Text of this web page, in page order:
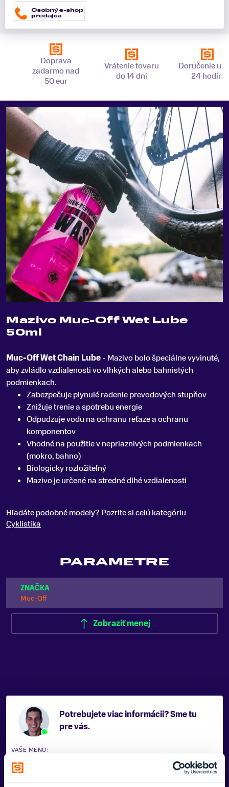
Doprava
zadarmo nad
50 eur
Vrátenie tovaru
do 14 dní
Doručenie už
24 hodín
Mazivo Muc-Off Wet Lube
50ml
Muc-Off Wet Chain Lube- Mazivo bolo špeciálne vyvinuté,
aby zvládlo vzdialenosti vo vlhkých alebo bahnistých
podmienkach.
Zabezpečuje plynulé radenie prevodových stupňov
Znižuje trenie a spotrebu energie
Odpudzuje vodu na ochranu reťaze a ochranu
komponentov
Vhodné na použitie v nepriaznivých podmienkach
(mokro, bahno)
Biologicky rozložiteľný
Mazivo je určené na stredné dlhé vzdialenosti
Hľadáte podobné modely? Pozrite si celú kategóriu
Cyklistika
PARAMETRE
ZNAČKA
Muc-Off
Zobraziť menej
Potrebujete viac informácii? Sme tu
pre vás.
VAŠE MENO: